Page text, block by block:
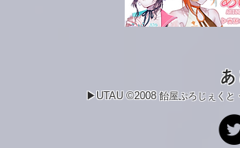
▶UTAU ©2008飴屋ぷろじぇく